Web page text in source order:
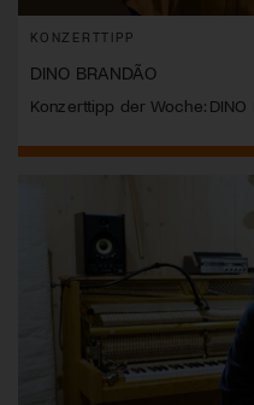
KONZERTTIPP
DINO BRANDÃO
Konzerttipp der Woche: DINO